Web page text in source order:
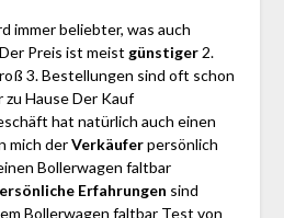
immer beliebter, was auch
Preis ist meist günstiger2.
3. Bestellungen sind oft schon
zu Hause Der Kauf
hat natürlich auch einen
mich derVerkäuferpersönlich
Bollerwagen faltbar
Erfahrungen sind
Bollerwagen faltbar Test von